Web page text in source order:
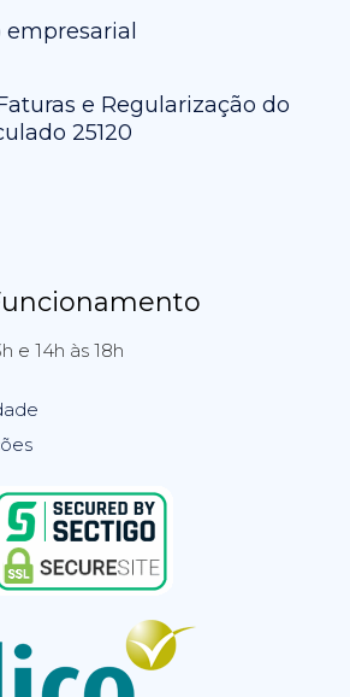
empresarial
e Regularização do
25120
e 14h às 18h